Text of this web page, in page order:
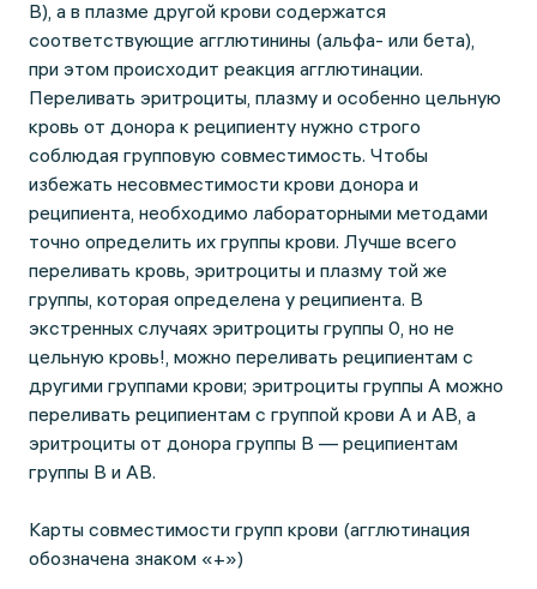
В), а в плазме другой крови содержатся
соответствующие агглютинины (альфа- или бета),
при этом происходит реакция агглютинации.
Переливать эритроциты, плазму и особенно цельную
кровь от донора к реципиенту нужно строго
соблюдая групповую совместимость. Чтобы
избежать несовместимости крови донора и
реципиента, необходимо лабораторными методами
точно определить их группы крови. Лучше всего
переливать кровь, эритроциты и плазму той же
группы, которая определена у реципиента. В
экстренных случаях эритроциты группы 0, но не
цельную кровь!, можно переливать реципиентам с
другими группами крови; эритроциты группы А можно
переливать реципиентам с группой крови А и АВ, а
эритроциты от донора группы В — реципиентам
группы В и АВ.
Карты совместимости групп крови (агглютинация
обозначена знаком «+»)